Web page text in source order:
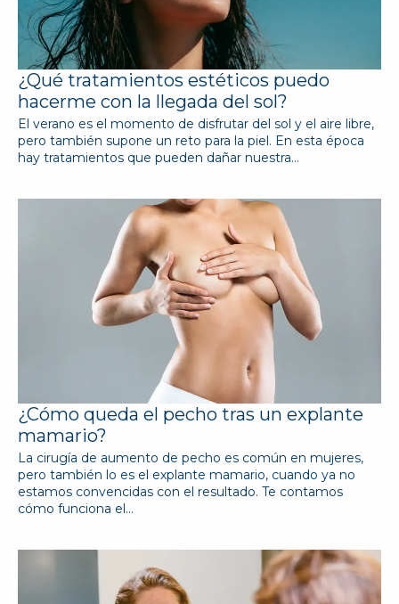
¿Qué tratamientos estéticos puedo
hacerme con la llegada del sol?
El verano es el momento de disfrutar del sol y el aire libre,
pero también supone un reto para la piel. En esta época
hay tratamientos que pueden dañar nuestra…
¿Cómo queda el pecho tras un explante
mamario?
La cirugía de aumento de pecho es común en mujeres,
pero también lo es el explante mamario, cuando ya no
estamos convencidas con el resultado. Te contamos
cómo funciona el…